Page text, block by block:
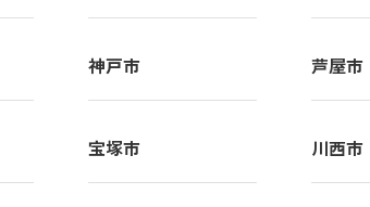
神戸市 芦屋市
宝塚市 川西市